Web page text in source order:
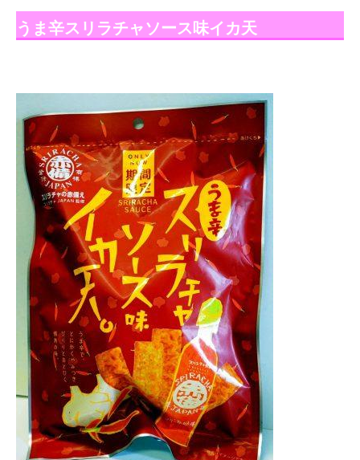
うま辛スリラチャソース味イカ天